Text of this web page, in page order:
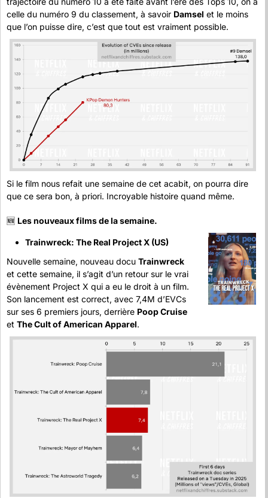
celle du numéro 9 du classement, à savoir Damsel et le moins
que l’on puisse dire, c’est que tout est vraiment possible.
Si le film nous refait une semaine de cet acabit, on pourra dire
que ce sera bon, à priori. Incroyable histoire quand même.
🆕 Les nouveaux films de la semaine.
Trainwreck: The Real Project X (US)
Nouvelle semaine, nouveau docu Trainwreck
et cette semaine, il s’agit d’un retour sur le vrai
évènement Project X qui a eu le droit à un film.
Son lancement est correct, avec 7,4M d’EVCs
sur ses 6 premiers jours, derrière Poop Cruise
et The Cult of American Apparel.